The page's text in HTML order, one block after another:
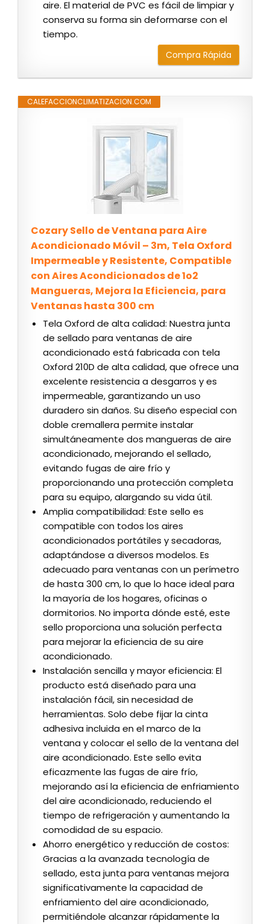
aire. El material de PVC es fácil de limpiar y
conserva su forma sin deformarse con el
tiempo.
Compra Rápida
CALEFACCIONCLIMATIZACION.COM
Cozary Sello de Ventana para Aire
Acondicionado Móvil – 3m, Tela Oxford
Impermeable y Resistente, Compatible
con Aires Acondicionados de 1o2
Mangueras, Mejora la Eficiencia, para
Ventanas hasta 300 cm
Tela Oxford de alta calidad: Nuestra junta
de sellado para ventanas de aire
acondicionado está fabricada con tela
Oxford 210D de alta calidad, que ofrece una
excelente resistencia a desgarros y es
impermeable, garantizando un uso
duradero sin daños. Su diseño especial con
doble cremallera permite instalar
simultáneamente dos mangueras de aire
acondicionado, mejorando el sellado,
evitando fugas de aire frío y
proporcionando una protección completa
para su equipo, alargando su vida útil.
Amplia compatibilidad: Este sello es
compatible con todos los aires
acondicionados portátiles y secadoras,
adaptándose a diversos modelos. Es
adecuado para ventanas con un perímetro
de hasta 300 cm, lo que lo hace ideal para
la mayoría de los hogares, oficinas o
dormitorios. No importa dónde esté, este
sello proporciona una solución perfecta
para mejorar la eficiencia de su aire
acondicionado.
Instalación sencilla y mayor eficiencia: El
producto está diseñado para una
instalación fácil, sin necesidad de
herramientas. Solo debe fijar la cinta
adhesiva incluida en el marco de la
ventana y colocar el sello de la ventana del
aire acondicionado. Este sello evita
eficazmente las fugas de aire frío,
mejorando así la eficiencia de enfriamiento
del aire acondicionado, reduciendo el
tiempo de refrigeración y aumentando la
comodidad de su espacio.
Ahorro energético y reducción de costos:
Gracias a la avanzada tecnología de
sellado, esta junta para ventanas mejora
significativamente la capacidad de
enfriamiento del aire acondicionado,
permitiéndole alcanzar rápidamente la